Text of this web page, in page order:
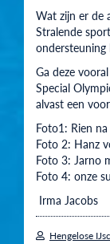
Wat zijn er de
Stralende
ondersteuning
Ga deze
Special
alvast een
Foto1: Rien
Foto 2: Hanz
Foto 3: Jarno
Foto 4: onze
Irma Jacobs
Hengelose